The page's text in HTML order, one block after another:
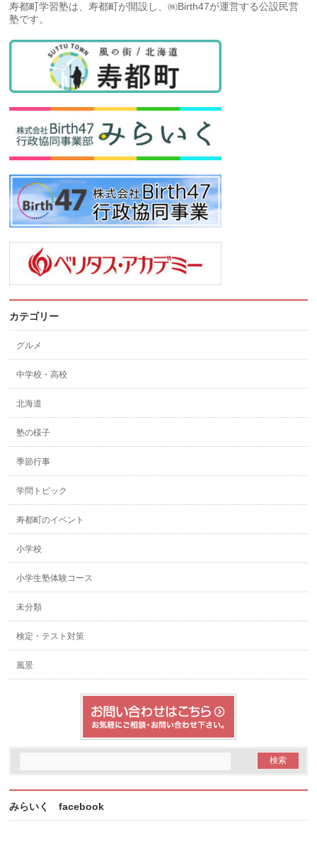
寿都町学習塾は、寿都町が開設し、㈱Birth47が運営する公設民営
塾です。
カテゴリー
グルメ
中学校・高校
北海道
塾の様子
季節行事
学問トピック
寿都町のイベント
小学校
小学生塾体験コース
未分類
検定・テスト対策
風景
みらいく facebook